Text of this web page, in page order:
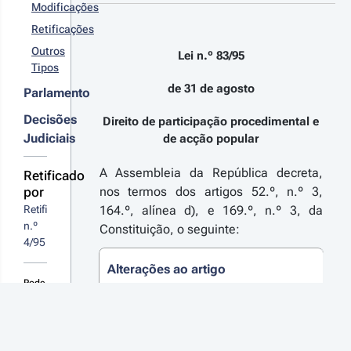
Lei de
Ambiente
Modificações
Retificações
Outros
Tipos
Parlamento
Decisões
Judiciais
Retificado
por
Retificação
n.º
4/95
Pode
Lei n.º 83/95
de 31 de agosto
Direito de participação procedimental e
de acção popular
A Assembleia da República decreta,
nos termos dos artigos 52.º, n.º 3,
164.º, alínea d), e 169.º, n.º 3, da
Constituição, o seguinte:
Alterações ao artigo